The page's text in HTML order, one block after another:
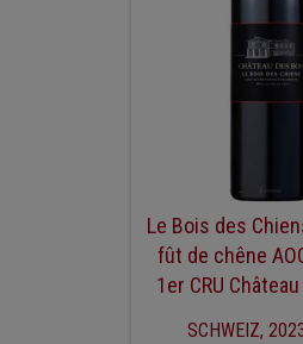
Le Bois des
fût de chêne
1er CRU
SCHWEIZ,